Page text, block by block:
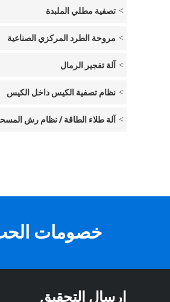
تصفية مطلي الملبدة
مروحة الطرد المركزي الصناعية
آلة تفجير الرمال
نظام تصفية الكيس داخل الكيس
آلة طلاء الطاقة / نظام رش
خصومات
ارسال التحقيق